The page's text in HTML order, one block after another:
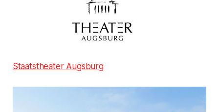
Staatstheater Augsburg